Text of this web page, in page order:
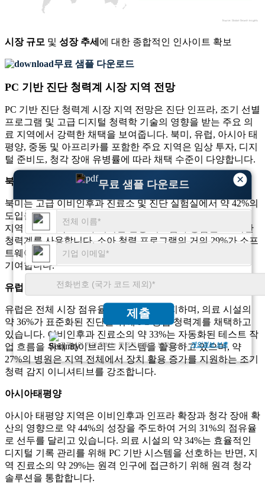
×
무료 샘플 다운로드
제출
고객님의 개인 정보는 완전히 비밀로 보장됩니다.개인정보 보호
시장 규모 및 성장 추세 에 대한 종합적인 인사이트 확보
무료 샘플 다운로드
PC 기반 진단 청력계 시장 지역 전망
PC 기반 진단 청력계 시장 지역 전망은 진단 인프라, 조기 선별
프로그램 및 고급 디지털 청력학 기술의 영향을 받는 주요 의
료 지역에서 강력한 채택을 보여줍니다. 북미, 유럽, 아시아 태
평양, 중동 및 아프리카를 포함한 주요 지역은 임상 투자, 디지
털 준비도, 청각 장애 유병률에 따라 채택 수준이 다양합니다.
북아메리카
북미는 고급 이비인후과 진료소 및 진단 실험실에서 약 42%의
도입을 통해 글로벌 시장 수요의 거의 39%를 차지합니다. 이
지역 병원의 약 37%가 디지털 건강 시스템과 통합된 PC 기반
청력계를 사용합니다. 소아 청력 프로그램의 거의 29%가 소프
트웨어 지원 청각학 도구에 의존하여 지역 채택 강도에 크게
기여합니다.
유럽
유럽은 전체 시장 점유율의 약 28%를 차지하며, 의료 시설의
약 36%가 표준화된 진단을 위해 PC 통합 청력계를 채택하고
있습니다. 이비인후과 진료소의 약 33%는 자동화된 테스트 작
업 흐름을 위해 하이브리드 시스템을 활용하고 있으며, 약
27%의 병원은 지역 전체에서 장치 활용 증가를 지원하는 조기
청력 감지 이니셔티브를 강조합니다.
아시아태평양
아시아 태평양 지역은 이비인후과 인프라 확장과 청각 장애 확
산의 영향으로 약 44%의 성장을 주도하여 거의 31%의 점유율
로 선두를 달리고 있습니다. 의료 시설의 약 34%는 효율적인
디지털 기록 관리를 위해 PC 기반 시스템을 선호하는 반면, 지
역 진료소의 약 29%는 원격 인구에 접근하기 위해 원격 청각
솔루션을 통합합니다.